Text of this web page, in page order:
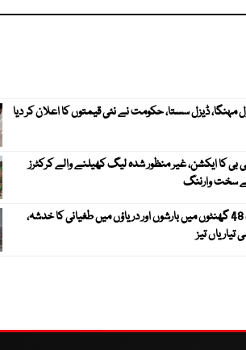
مہنگا، ڈیزل سستا، حکومت نے نئی قیمتوں کا اعلان کر دیا
بی کا ایکشن، غیر منظور شدہ لیگ کھیلنے والے کرکٹرز
سخت وارننگ
آئندہ 48 گھنٹوں میں بارشوں اور دریاؤں میں طغیانی کا خدشہ،
تیاریاں تیز